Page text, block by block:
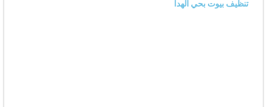
تنظيف بيوت بحي الهدا